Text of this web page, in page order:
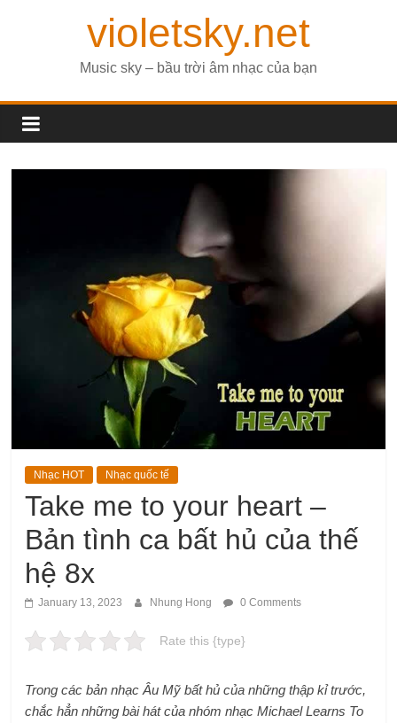
violetsky.net
Music sky – bầu trời âm nhạc của bạn
Nhạc HOT Nhạc quốc tế
Take me to your heart –
Bản tình ca bất hủ của thế
hệ 8x
January 13, 2023 Nhung Hong 0 Comments
Rate this {type}
Trong các bản nhạc Âu Mỹ bất hủ của những thập kỉ trước,
chắc hẳn những bài hát của nhóm nhạc Michael Learns To